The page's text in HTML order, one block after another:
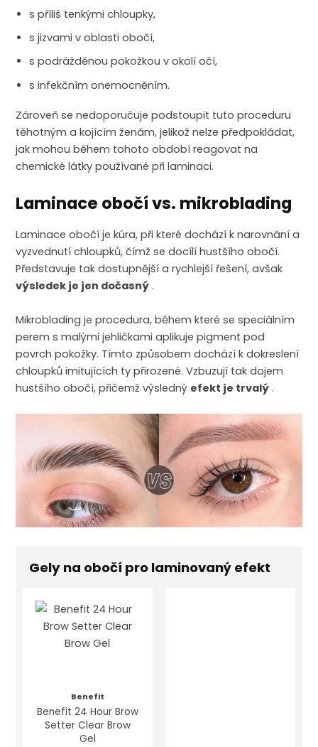
s příliš tenkými chloupky,
s jizvami v oblasti obočí,
s podrážděnou pokožkou v okolí očí,
s infekčním onemocněním.
Zároveň se nedoporučuje podstoupit tuto proceduru
těhotným a kojícím ženám, jelikož nelze předpokládat,
jak mohou během tohoto období reagovat na
chemické látky používané při laminaci.
Laminace obočí vs. mikroblading
Laminace obočí je kúra, při které dochází k narovnání a
vyzvednutí chloupků, čímž se docílí hustšího obočí.
Představuje tak dostupnější a rychlejší řešení, avšak
výsledek je jen dočasný .
Mikroblading je procedura, během které se speciálním
perem s malými jehličkami aplikuje pigment pod
povrch pokožky. Tímto způsobem dochází k dokreslení
chloupků imitujících ty přirozené. Vzbuzují tak dojem
hustšího obočí, přičemž výsledný efekt je trvalý .
Gely na obočí pro laminovaný efekt
Benefit
Benefit 24 Hour Brow
Setter Clear Brow
Gel